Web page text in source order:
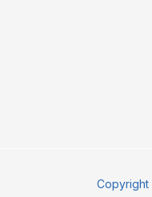
Copyright